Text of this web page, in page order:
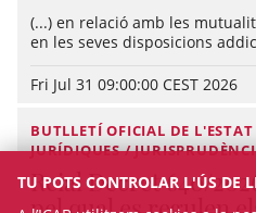
(...) en relació amb les
en les seves disposicions
Fri Jul 31 09:00:00 CEST 2026
BUTLLETÍ OFICIAL DE
JURÍDIQUES /
Reial Decret 640/
TU POTS CONTROLAR L'ÚS DE